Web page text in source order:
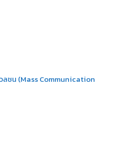
ชน (Mass Communication